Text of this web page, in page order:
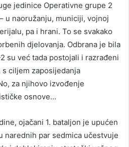
jedinice Operativne grupe 2
u naoružanju, municiji, vojnoj
pa i hrani. To se svakako
djelovanja. Odbrana je bila
su već tada postojali i razrađeni
ciljem zaposijedanja
za njihovo izvođenje
osnove…
ojačani 1. bataljon je upućen
narednih par sedmica učestvuje